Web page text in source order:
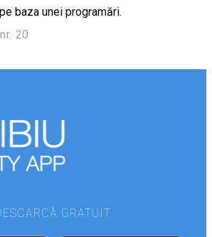
baza unei programări.
20
GRATUIT